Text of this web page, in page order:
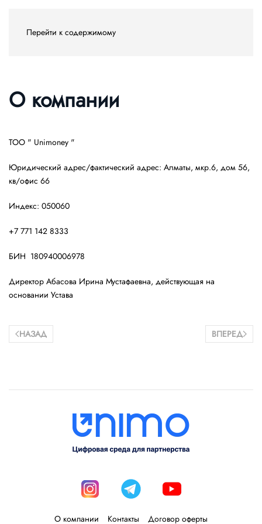
Перейти к содержимому
О компании
ТОО " Unimoney "
Юридический адрес/фактический адрес: Алматы, мкр.6, дом 56,
кв/офис 66
Индекс: 050060
+7 771 142 8333
БИН 180940006978
Директор Абасова Ирина Мустафаевна, действующая на
основании Устава
НАЗАД ВПЕРЕД
О компании Контакты Договор оферты